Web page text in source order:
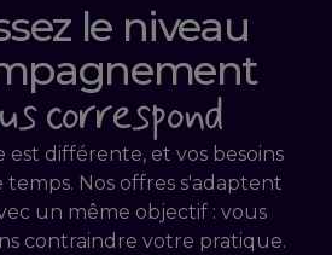
le niveau
correspond
est différente, et vos besoins
Nos offres s'adaptent
un même objectif : vous
contraindre votre pratique.